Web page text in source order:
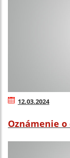
12.03.2024
Oznámenie